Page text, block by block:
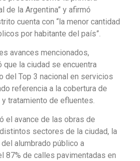
de la Argentina” y afirmó
cuenta con “la menor cantidad
por habitante del país”.
avances mencionados,
que la ciudad se encuentra
del Top 3 nacional en servicios
referencia a la cobertura de
y tratamiento de efluentes.
el avance de las obras de
sectores de la ciudad, la
alumbrado público a
87% de calles pavimentadas en